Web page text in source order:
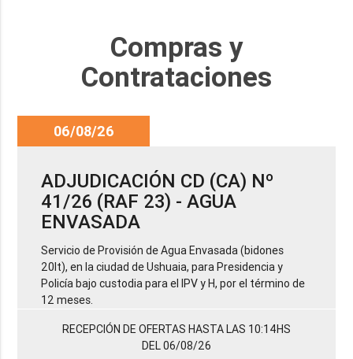
Compras y
Contrataciones
06/08/26
ADJUDICACIÓN CD (CA) Nº
41/26 (RAF 23) - AGUA
ENVASADA
Servicio de Provisión de Agua Envasada (bidones
20lt), en la ciudad de Ushuaia, para Presidencia y
Policía bajo custodia para el IPV y H, por el término de
12 meses.
RECEPCIÓN DE OFERTAS HASTA LAS 10:14HS
DEL 06/08/26